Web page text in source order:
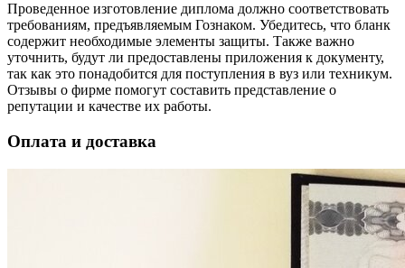
Проведенное изготовление диплома должно соответствовать
требованиям, предъявляемым Гознаком. Убедитесь, что бланк
содержит необходимые элементы защиты. Также важно
уточнить, будут ли предоставлены приложения к документу,
так как это понадобится для поступления в вуз или техникум.
Отзывы о фирме помогут составить представление о
репутации и качестве их работы.
Оплата и доставка